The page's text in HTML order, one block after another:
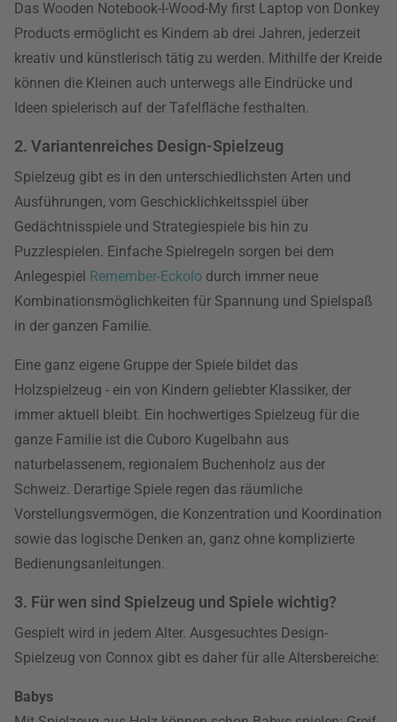
Das Wooden Notebook-I-Wood-My first Laptop von Donkey
Products ermöglicht es Kindern ab drei Jahren, jederzeit
kreativ und künstlerisch tätig zu werden. Mithilfe der Kreide
können die Kleinen auch unterwegs alle Eindrücke und
Ideen spielerisch auf der Tafelfläche festhalten.
2. Variantenreiches Design-Spielzeug
Spielzeug gibt es in den unterschiedlichsten Arten und
Ausführungen, vom Geschicklichkeitsspiel über
Gedächtnisspiele und Strategiespiele bis hin zu
Puzzlespielen. Einfache Spielregeln sorgen bei dem
Anlegespiel Remember-Eckolo durch immer neue
Kombinationsmöglichkeiten für Spannung und Spielspaß
in der ganzen Familie.
Eine ganz eigene Gruppe der Spiele bildet das
Holzspielzeug - ein von Kindern geliebter Klassiker, der
immer aktuell bleibt. Ein hochwertiges Spielzeug für die
ganze Familie ist die Cuboro Kugelbahn aus
naturbelassenem, regionalem Buchenholz aus der
Schweiz. Derartige Spiele regen das räumliche
Vorstellungsvermögen, die Konzentration und Koordination
sowie das logische Denken an, ganz ohne komplizierte
Bedienungsanleitungen.
3. Für wen sind Spielzeug und Spiele wichtig?
Gespielt wird in jedem Alter. Ausgesuchtes Design-
Spielzeug von Connox gibt es daher für alle Altersbereiche:
Babys